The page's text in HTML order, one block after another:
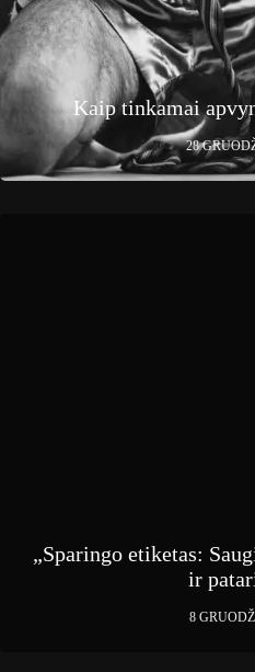
Kaip tinkamai
28
„Sparingo etiketas:
ir
8